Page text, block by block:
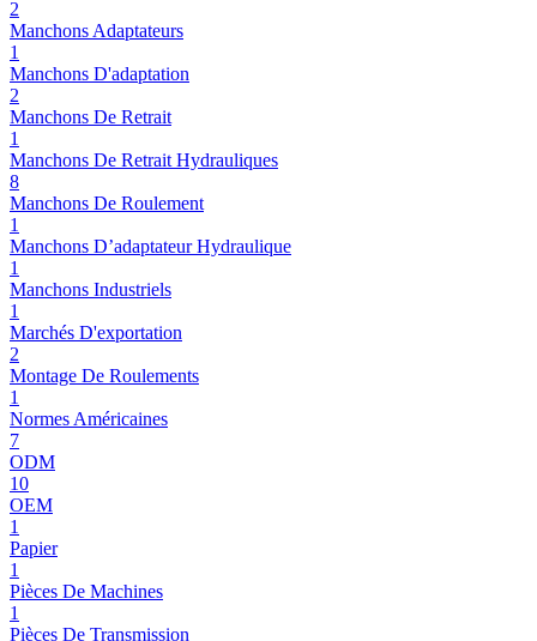
2
Manchons Adaptateurs
1
Manchons D'adaptation
2
Manchons De Retrait
1
Manchons De Retrait Hydrauliques
8
Manchons De Roulement
1
Manchons D’adaptateur Hydraulique
1
Manchons Industriels
1
Marchés D'exportation
2
Montage De Roulements
1
Normes Américaines
7
ODM
10
OEM
1
Papier
1
Pièces De Machines
1
Pièces De Transmission